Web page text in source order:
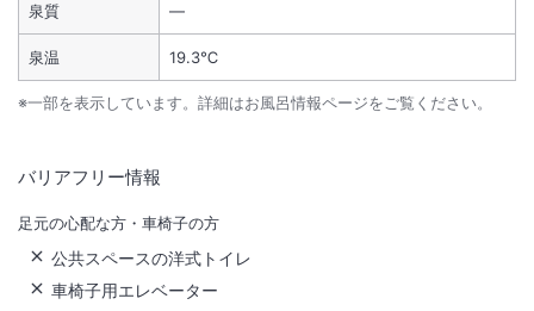
泉質 ―
泉温 19.3℃
※一部を表示しています。詳細はお風呂情報ページをご覧ください。
バリアフリー情報
足元の心配な方・車椅子の方
公共スペースの洋式トイレ
車椅子用エレベーター